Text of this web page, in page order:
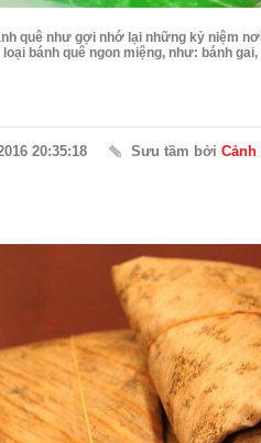
quê như gợi nhớ lại những kỷ niệm
bánh quê ngon miệng, như: bánh
20:35:18 Sưu tầm bởi Cảnh